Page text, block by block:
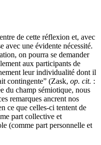
de cette réflexion et, avec
avec une évidente nécessité.
on pourra se demander
aux participants de
leur individualité dont il
contingente” (Zask, op. cit. :
du champ sémiotique, nous
remarques ancrent nos
ce que celles-ci tentent de
part collective et
(comme part personnelle et